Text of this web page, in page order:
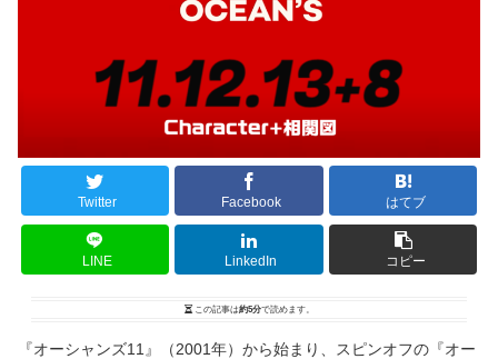
Twitter Facebook はてブ
LINE LinkedIn コピー
この記事は約5分で読めます。
『オーシャンズ11』（2001年）から始まり、スピンオフの『オー